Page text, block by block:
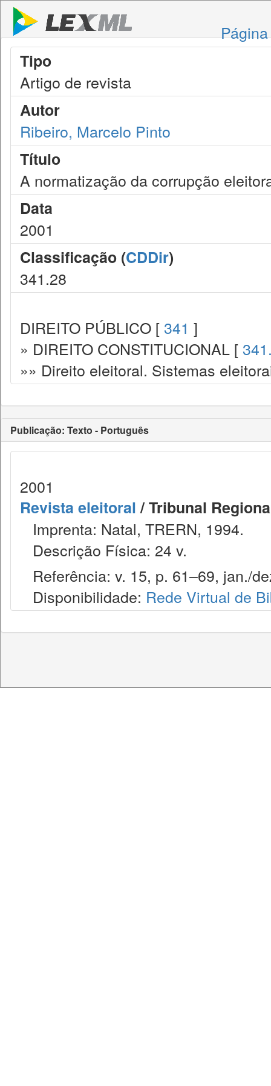
Tipo
Artigo de revista
Autor
Ribeiro, Marcelo Pinto
Título
A normatização da corrupção
Data
2001
Classificação (CDDir)
341.28
DIREITO PÚBLICO [ 341 ]
» DIREITO CONSTITUCIONAL [
»» Direito eleitoral. Sistemas
Publicação: Texto - Português
2001
Revista eleitoral/ Tribunal
Imprenta: Natal, TRERN, 1994.
Descrição Física: 24 v.
Referência: v. 15, p. 61–69, jan./
Disponibilidade: Rede Virtual de